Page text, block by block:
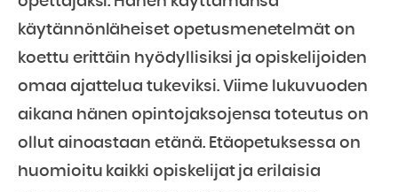
käytännönläheiset opetusmenetelmät on
koettu erittäin hyödyllisiksi ja opiskelijoiden
omaa ajattelua tukeviksi. Viime lukuvuoden
aikana hänen opintojaksojensa toteutus on
ollut ainoastaan etänä. Etäopetuksessa on
huomioitu kaikki opiskelijat ja erilaisia